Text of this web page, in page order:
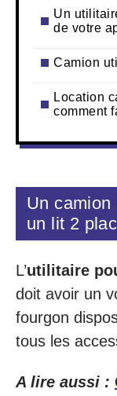
Un
de votre
Camion
Location
comment
Un camion
un lit 2
L’utilitaire
doit avoir un
fourgon
tous les
A lire aussi :